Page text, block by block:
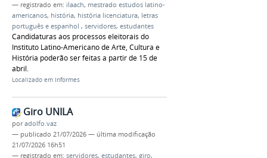
— registrado em: ilaach, mestrado estudos latino-
americanos, história, história licenciatura, letras
português e espanhol , servidores, estudantes
Candidaturas aos processos eleitorais do
Instituto Latino-Americano de Arte, Cultura e
História poderão ser feitas a partir de 15 de
abril.
Localizado em Informes
Giro UNILA
poradolfo.vaz
— publicado 21/07/2026 — última modificação
21/07/2026 16h51
— registrado em: servidores, estudantes, giro,